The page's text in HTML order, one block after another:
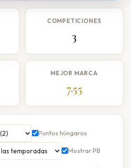
COMPETICIONES
3
MEJOR MARCA
7.55
Puntos húngaros
Mostrar PB